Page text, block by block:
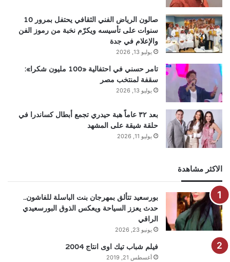
صالون الرياض الفني الثقافي يحتفل بمرور 10
سنوات على تأسيسه ويكرّم نخبة من رموز الفن
والإعلام في جدة
يوليو 13, 2026
تامر حسني في احتفالية «100 مليون شكرا»:
سقفة لمنتخب مصر
يوليو 13, 2026
بعد ٣٢ عاماً هبة حيدري تجمع أبطال كساندرا في
حلقة شيقة على المشهد
يوليو 11, 2026
الاكثر مشاهدة
بورسعيد تتألق بمهرجان بنت الباسلة للفاشون..
حدث يعزز السياحة ويعكس الذوق البورسعيدي
الراقي
يونيو 23, 2026
فيلم شباب تيك اوى انتاج 2004
أغسطس 21, 2019